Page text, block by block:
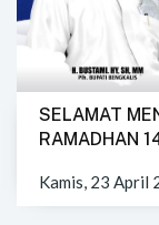
SELAMAT
RAMADHAN
Kamis, 23 April